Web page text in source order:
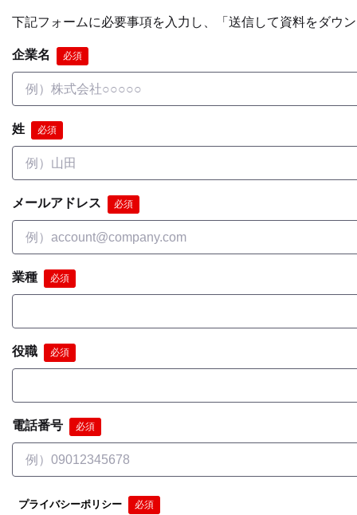
下記フォームに必要事項を入力し、「送信して資料をダウ
企業名 必須
姓 必須
メールアドレス 必須
業種 必須
役職 必須
電話番号 必須
プライバシーポリシー 必須